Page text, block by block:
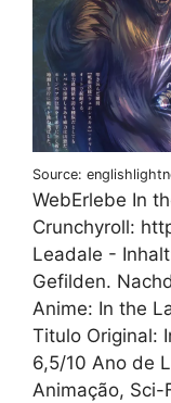
Source:
WebErlebe In
Crunchyroll:
Leadale -
Gefilden.
Anime: In the
Titulo Original:
6,5/10 Ano de
Animação, Sci-